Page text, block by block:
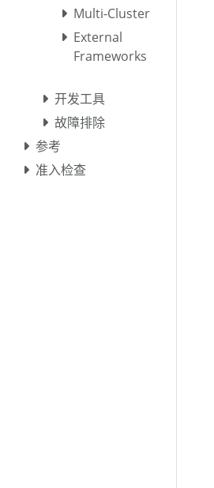
Multi-Cluster
External
Frameworks
开发工具
故障排除
参考
准入检查